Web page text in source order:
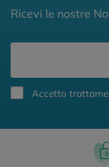
Ricevi le nostre
Accetto